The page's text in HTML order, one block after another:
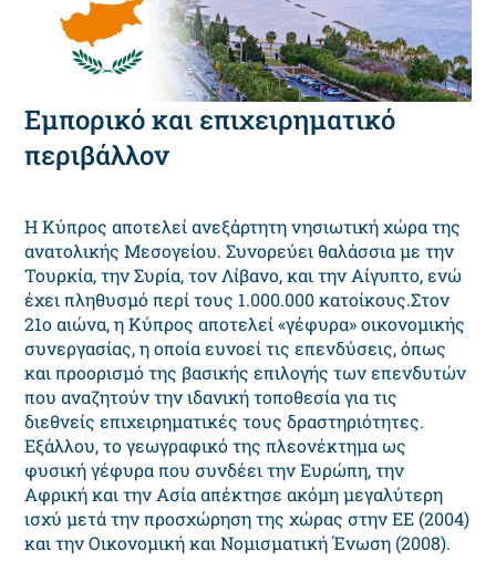
Εμπορικό και επιχειρηματικό
περιβάλλον
Η Κύπρος αποτελεί ανεξάρτητη νησιωτική χώρα της
ανατολικής Μεσογείου. Συνορεύει θαλάσσια με την
Τουρκία, την Συρία, τον Λίβανο, και την Αίγυπτο, ενώ
έχει πληθυσμό περί τους 1.000.000 κατοίκους.Στον
21ο αιώνα, η Κύπρος αποτελεί «γέφυρα» οικονομικής
συνεργασίας, η οποία ευνοεί τις επενδύσεις, όπως
και προορισμό της βασικής επιλογής των επενδυτών
που αναζητούν την ιδανική τοποθεσία για τις
διεθνείς επιχειρηματικές τους δραστηριότητες.
Εξάλλου, το γεωγραφικό της πλεονέκτημα ως
φυσική γέφυρα που συνδέει την Ευρώπη, την
Αφρική και την Ασία απέκτησε ακόμη μεγαλύτερη
ισχύ μετά την προσχώρηση της χώρας στην ΕΕ (2004)
και την Οικονομική και Νομισματική Ένωση (2008).